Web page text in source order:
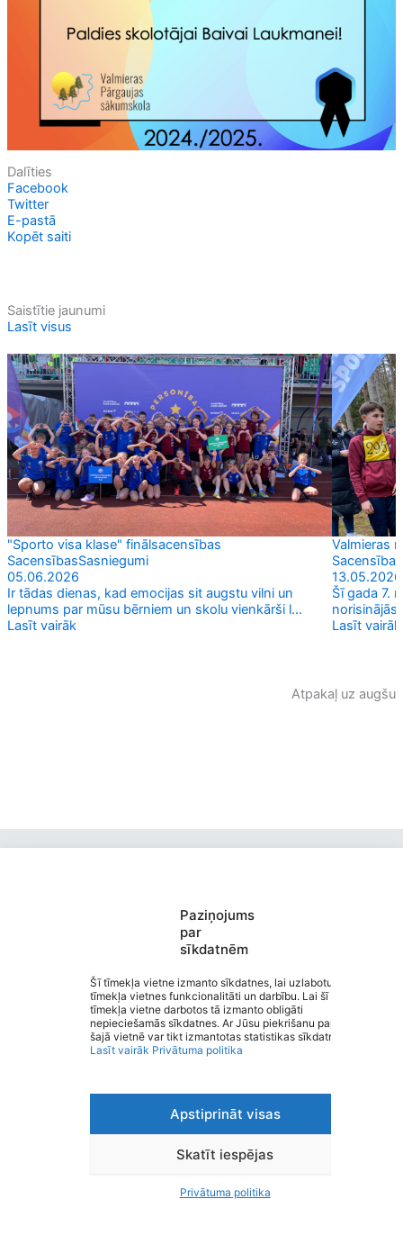
Paziņojums
par
sīkdatnēm
Šī tīmekļa vietne izmanto sīkdatnes, lai uzlabotu
tīmekļa vietnes funkcionalitāti un darbību. Lai šī
tīmekļa vietne darbotos tā izmanto obligāti
nepieciešamās sīkdatnes. Ar Jūsu piekrišanu papildus
šajā vietnē var tikt izmantotas statistikas sīkdatnes.
Lasīt vairāk Privātuma politika
Apstiprināt visas
Skatīt iespējas
Privātuma politika
Dalīties
Facebook
Twitter
E-pastā
Kopēt saiti
Saistītie jaunumi
Lasīt visus
"Sporto visa klase" finālsacensības
SacensībasSasniegumi
05.06.2026
Ir tādas dienas, kad emocijas sit augstu vilni un
lepnums par mūsu bērniem un skolu vienkārši l...
Lasīt vairāk
Valmieras
Sacensības
13.05.2026
Šī gada 7.
norisinājās
Lasīt vairāk
Atpakaļ uz augšu
Valmieras Pārgaujas sākumskola
Privātuma politika